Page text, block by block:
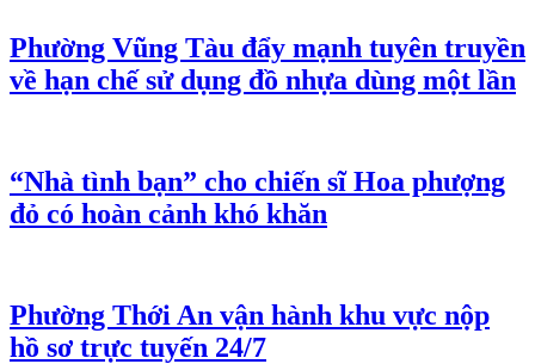
Phường Vũng Tàu đẩy mạnh tuyên truyền
về hạn chế sử dụng đồ nhựa dùng một lần
“Nhà tình bạn” cho chiến sĩ Hoa phượng
đỏ có hoàn cảnh khó khăn
Phường Thới An vận hành khu vực nộp
hồ sơ trực tuyến 24/7